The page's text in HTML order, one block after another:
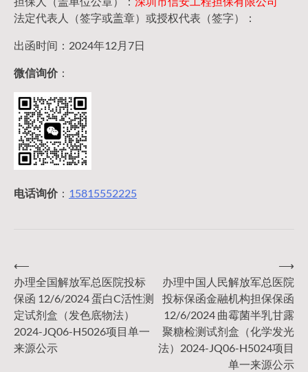
法定代表人（签字或盖章）或授权代表（签字）：
出函时间：2024年12月7日
微信询价：
电话询价： 15815552225
文
章
导
⟵
办理全国解放军总医院投标
保函 12/6/2024 蛋白C活性测
定试剂盒（发色底物法）
2024-JQ06-H5026项目单一
来源公示
办理中国人民解放军总医院
投标保函金融机构担保保函
12/6/2024 曲霉菌半乳甘露
聚糖检测试剂盒（化学发光
法）2024-JQ06-H5024项目
单一来源公示
⟶